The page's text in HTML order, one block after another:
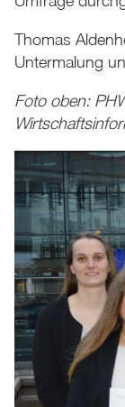
Thomas
Untermalung
Foto oben: